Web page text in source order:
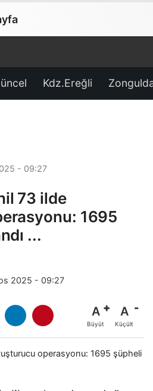
Kdz.Ereğli
- 09:27
73 ilde
1695
...
2025 - 09:27
A
Büyüt
A
Küçült